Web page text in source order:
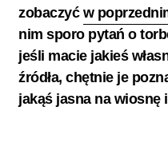
zobaczyć w
nim sporo pytań o
jeśli macie jakieś
źródła, chętnie je
jakąś jasna na wiosnę